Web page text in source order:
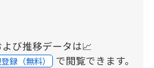
び推移データは📈
録（無料） で閲覧できます。